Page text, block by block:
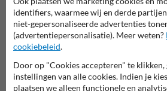
identifiers, waarmee wij en derde
niet-gepersonaliseerde advertenties
(advertentiepersonalisatie). Meer weten?
cookiebeleid.
Door op "Cookies accepteren" te klikken,
instellingen van alle cookies. Indien je
plaatsen we alleen functionele en